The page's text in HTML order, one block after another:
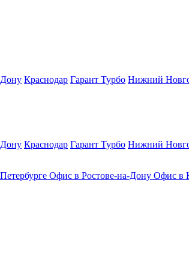
Краснодар Гарант Турбо Нижний
Краснодар Гарант Турбо Нижний
Офис в Ростове-на-Дону Офис в